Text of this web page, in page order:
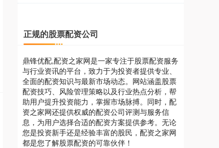
正规的股票配资公司
鼎锋优配,配资之家网是一家专注于股票配资服务
与行业资讯的平台，致力于为投资者提供专业、
全面的配资知识与最新市场动态。网站涵盖股票
配资技巧、风险管理策略以及行业热点分析，帮
助用户提升投资能力，掌握市场脉搏。同时，配
资之家网还提供权威的配资公司评测与服务信
息，为用户选择合适的配资方案提供参考。无论
您是投资新手还是经验丰富的股民，配资之家网
都是您了解股票配资的可靠伙伴！